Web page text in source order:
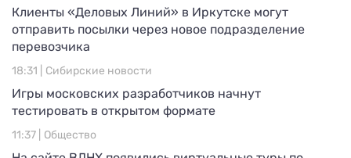
Клиенты «Деловых Линий» в Иркутске могут
отправить посылки через новое подразделение
перевозчика
18:31 | Сибирские новости
Игры московских разработчиков начнут
тестировать в открытом формате
11:37 | Общество